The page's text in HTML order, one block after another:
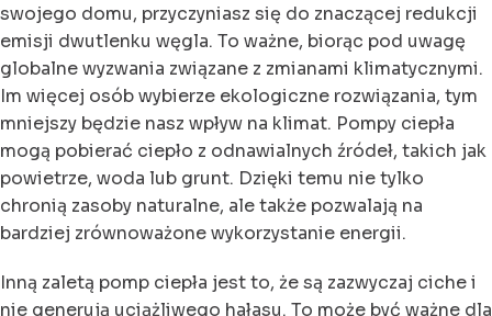
swojego domu, przyczyniasz się do znaczącej redukcji
emisji dwutlenku węgla. To ważne, biorąc pod uwagę
globalne wyzwania związane z zmianami klimatycznymi.
Im więcej osób wybierze ekologiczne rozwiązania, tym
mniejszy będzie nasz wpływ na klimat. Pompy ciepła
mogą pobierać ciepło z odnawialnych źródeł, takich jak
powietrze, woda lub grunt. Dzięki temu nie tylko
chronią zasoby naturalne, ale także pozwalają na
bardziej zrównoważone wykorzystanie energii.
Inną zaletą pomp ciepła jest to, że są zazwyczaj ciche i
nie generują uciążliwego hałasu. To może być ważne dla